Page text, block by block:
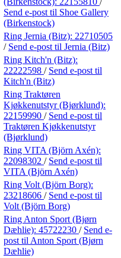
Send e-post til Shoe Gallery
(Birkenstock)
Ring Jernia (Bitz): 22710505
/ Send e-post til Jernia (Bitz)
Ring Kitch'n (Bitz):
22222598 / Send e-post til
Kitch'n (Bitz)
Ring Traktøren
Kjøkkenutstyr (Bjørklund):
22159990 / Send e-post til
Traktøren Kjøkkenutstyr
(Bjørklund)
Ring VITA (Björn Axén):
22098302 / Send e-post til
VITA (Björn Axén)
Ring Volt (Björn Borg):
23218606 / Send e-post til
Volt (Björn Borg)
Ring Anton Sport (Bjørn
Dæhlie): 45722230 / Send e-
post til Anton Sport (Bjørn
Dæhlie)